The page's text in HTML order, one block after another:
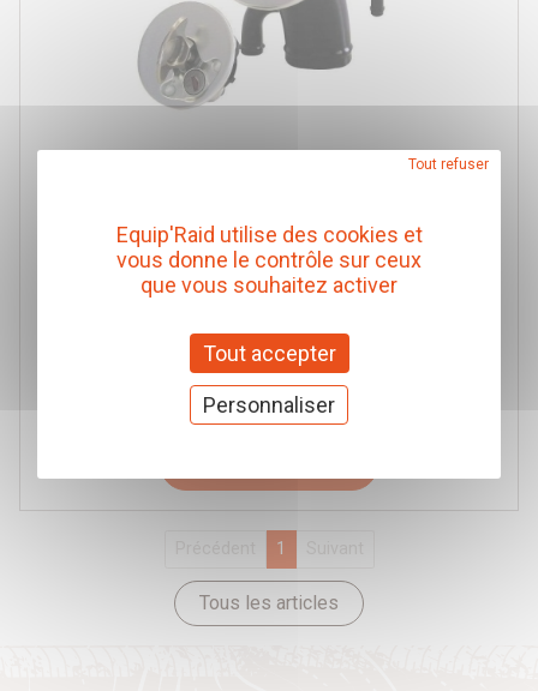
Tous les articles
BOUCHON DE RESERVOIR AERO300 AVEC CLÉ ET
GOULOTTE COUDE Ø 44,5 mm
(Prix pour 1 Pièce)
1
Equip'Raid utilise des cookies et
vous donne le contrôle sur ceux
que vous souhaitez activer
Tout accepter
Tout refuser
Personnaliser